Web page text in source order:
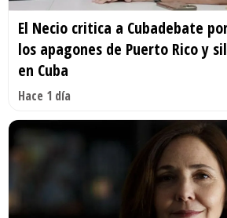
El Necio critica a Cubadebate
los apagones de Puerto Rico y
en Cuba
Hace 1 día